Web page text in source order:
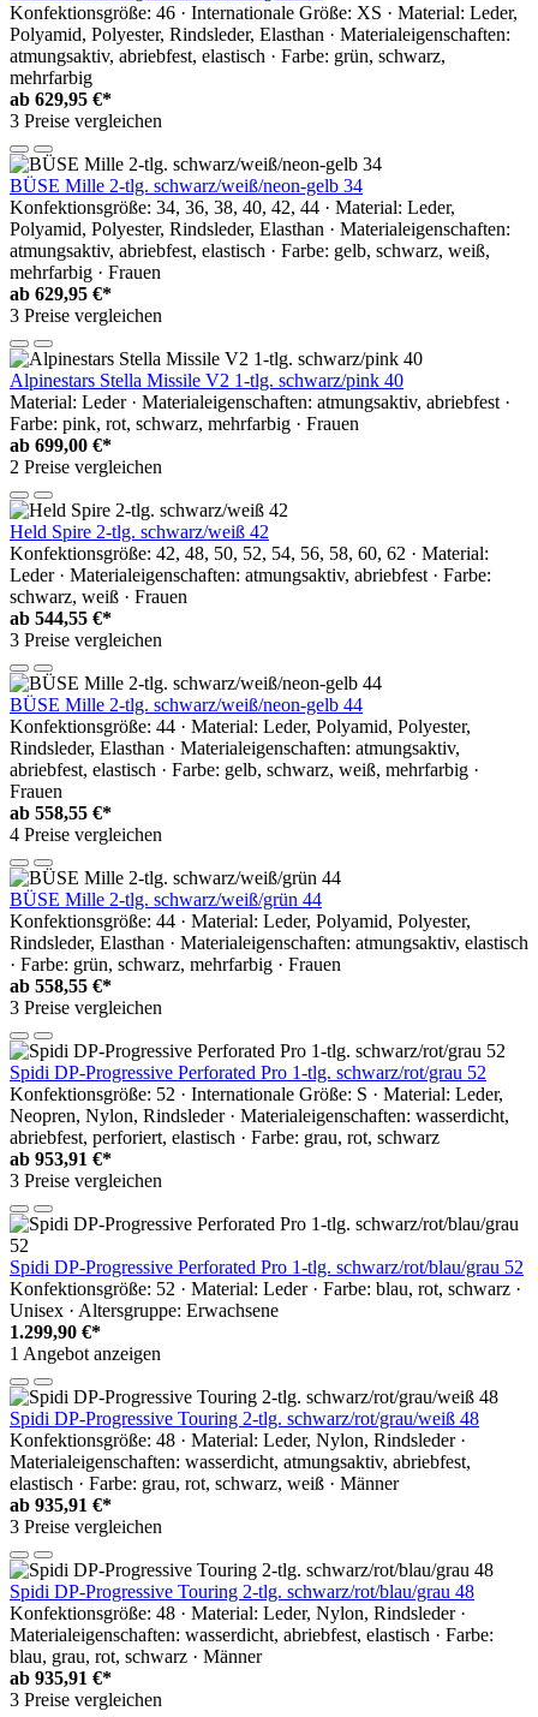
Konfektionsgröße: 46 · Internationale Größe: XS · Material: Leder,
Polyamid, Polyester, Rindsleder, Elasthan · Materialeigenschaften:
atmungsaktiv, abriebfest, elastisch · Farbe: grün, schwarz,
mehrfarbig
ab 629,95 €*
3 Preise vergleichen
BÜSE Mille 2-tlg. schwarz/weiß/neon-gelb 34
Konfektionsgröße: 34, 36, 38, 40, 42, 44 · Material: Leder,
Polyamid, Polyester, Rindsleder, Elasthan · Materialeigenschaften:
atmungsaktiv, abriebfest, elastisch · Farbe: gelb, schwarz, weiß,
mehrfarbig · Frauen
ab 629,95 €*
3 Preise vergleichen
Alpinestars Stella Missile V2 1-tlg. schwarz/pink 40
Material: Leder · Materialeigenschaften: atmungsaktiv, abriebfest ·
Farbe: pink, rot, schwarz, mehrfarbig · Frauen
ab 699,00 €*
2 Preise vergleichen
Held Spire 2-tlg. schwarz/weiß 42
Konfektionsgröße: 42, 48, 50, 52, 54, 56, 58, 60, 62 · Material:
Leder · Materialeigenschaften: atmungsaktiv, abriebfest · Farbe:
schwarz, weiß · Frauen
ab 544,55 €*
3 Preise vergleichen
BÜSE Mille 2-tlg. schwarz/weiß/neon-gelb 44
Konfektionsgröße: 44 · Material: Leder, Polyamid, Polyester,
Rindsleder, Elasthan · Materialeigenschaften: atmungsaktiv,
abriebfest, elastisch · Farbe: gelb, schwarz, weiß, mehrfarbig ·
Frauen
ab 558,55 €*
4 Preise vergleichen
BÜSE Mille 2-tlg. schwarz/weiß/grün 44
Konfektionsgröße: 44 · Material: Leder, Polyamid, Polyester,
Rindsleder, Elasthan · Materialeigenschaften: atmungsaktiv, elastisch
· Farbe: grün, schwarz, mehrfarbig · Frauen
ab 558,55 €*
3 Preise vergleichen
Spidi DP-Progressive Perforated Pro 1-tlg. schwarz/rot/grau 52
Konfektionsgröße: 52 · Internationale Größe: S · Material: Leder,
Neopren, Nylon, Rindsleder · Materialeigenschaften: wasserdicht,
abriebfest, perforiert, elastisch · Farbe: grau, rot, schwarz
ab 953,91 €*
3 Preise vergleichen
Spidi DP-Progressive Perforated Pro 1-tlg. schwarz/rot/blau/grau 52
Konfektionsgröße: 52 · Material: Leder · Farbe: blau, rot, schwarz ·
Unisex · Altersgruppe: Erwachsene
1.299,90 €*
1 Angebot anzeigen
Spidi DP-Progressive Touring 2-tlg. schwarz/rot/grau/weiß 48
Konfektionsgröße: 48 · Material: Leder, Nylon, Rindsleder ·
Materialeigenschaften: wasserdicht, atmungsaktiv, abriebfest,
elastisch · Farbe: grau, rot, schwarz, weiß · Männer
ab 935,91 €*
3 Preise vergleichen
Spidi DP-Progressive Touring 2-tlg. schwarz/rot/blau/grau 48
Konfektionsgröße: 48 · Material: Leder, Nylon, Rindsleder ·
Materialeigenschaften: wasserdicht, abriebfest, elastisch · Farbe:
blau, grau, rot, schwarz · Männer
ab 935,91 €*
3 Preise vergleichen